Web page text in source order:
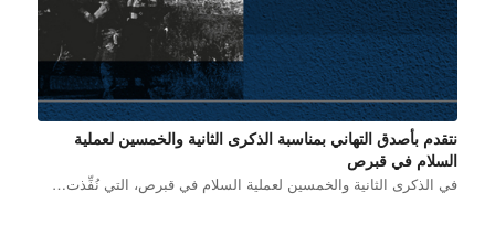
نتقدم بأصدق التهاني بمناسبة الذكرى الثانية والخمسين لعملية
السلام في قبرص
في الذكرى الثانية والخمسين لعملية السلام في قبرص، التي نُفِّذت…